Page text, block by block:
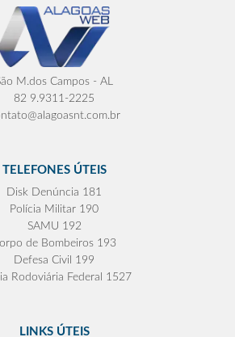
M.dos Campos - AL
82 9.9311-2225
TELEFONES ÚTEIS
Disk Denúncia 181
Polícia Militar 190
SAMU 192
de Bombeiros 193
Defesa Civil 199
Rodoviária Federal 1527
LINKS ÚTEIS